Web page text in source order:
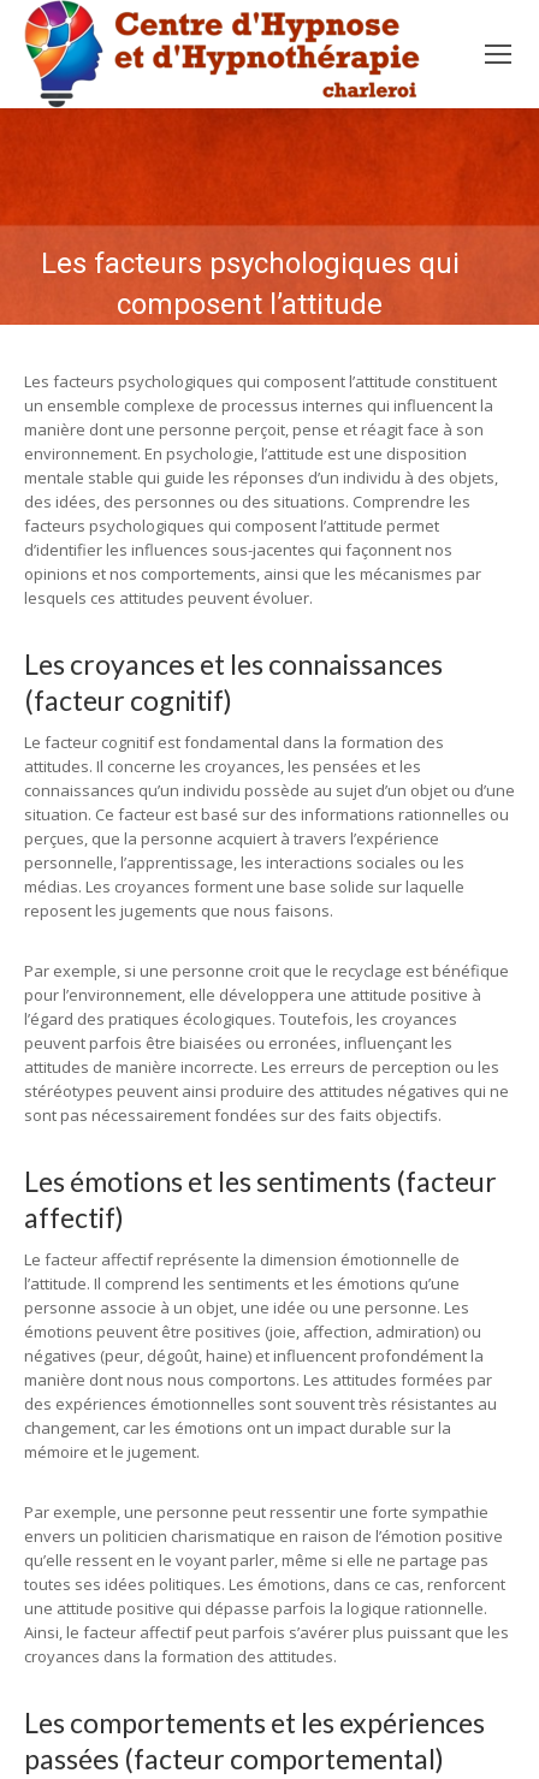
Les facteurs psychologiques qui
composent l’attitude
Les facteurs psychologiques qui composent l’attitude constituent
un ensemble complexe de processus internes qui influencent la
manière dont une personne perçoit, pense et réagit face à son
environnement. En psychologie, l’attitude est une disposition
mentale stable qui guide les réponses d’un individu à des objets,
des idées, des personnes ou des situations. Comprendre les
facteurs psychologiques qui composent l’attitude permet
d’identifier les influences sous-jacentes qui façonnent nos
opinions et nos comportements, ainsi que les mécanismes par
lesquels ces attitudes peuvent évoluer.
Les croyances et les connaissances
(facteur cognitif)
Le facteur cognitif est fondamental dans la formation des
attitudes. Il concerne les croyances, les pensées et les
connaissances qu’un individu possède au sujet d’un objet ou d’une
situation. Ce facteur est basé sur des informations rationnelles ou
perçues, que la personne acquiert à travers l’expérience
personnelle, l’apprentissage, les interactions sociales ou les
médias. Les croyances forment une base solide sur laquelle
reposent les jugements que nous faisons.
Par exemple, si une personne croit que le recyclage est bénéfique
pour l’environnement, elle développera une attitude positive à
l’égard des pratiques écologiques. Toutefois, les croyances
peuvent parfois être biaisées ou erronées, influençant les
attitudes de manière incorrecte. Les erreurs de perception ou les
stéréotypes peuvent ainsi produire des attitudes négatives qui ne
sont pas nécessairement fondées sur des faits objectifs.
Les émotions et les sentiments (facteur
affectif)
Le facteur affectif représente la dimension émotionnelle de
l’attitude. Il comprend les sentiments et les émotions qu’une
personne associe à un objet, une idée ou une personne. Les
émotions peuvent être positives (joie, affection, admiration) ou
négatives (peur, dégoût, haine) et influencent profondément la
manière dont nous nous comportons. Les attitudes formées par
des expériences émotionnelles sont souvent très résistantes au
changement, car les émotions ont un impact durable sur la
mémoire et le jugement.
Par exemple, une personne peut ressentir une forte sympathie
envers un politicien charismatique en raison de l’émotion positive
qu’elle ressent en le voyant parler, même si elle ne partage pas
toutes ses idées politiques. Les émotions, dans ce cas, renforcent
une attitude positive qui dépasse parfois la logique rationnelle.
Ainsi, le facteur affectif peut parfois s’avérer plus puissant que les
croyances dans la formation des attitudes.
Les comportements et les expériences
passées (facteur comportemental)